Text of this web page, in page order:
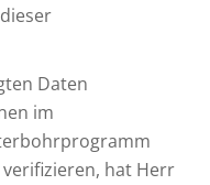
Daten
im
hat Herr